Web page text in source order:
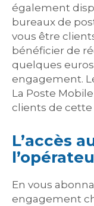
également
bureaux de
vous être
bénéficier de
quelques
engagement.
La Poste
clients de cette
L’accès
En vous
engagement